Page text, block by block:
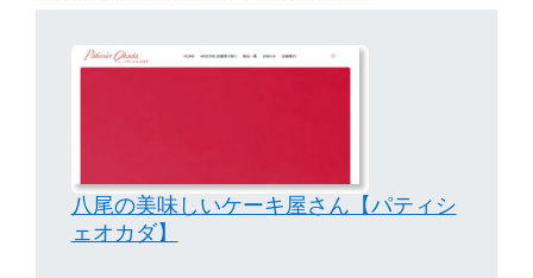
八尾の美味しいケーキ屋さん【パティシ
ェオカダ】